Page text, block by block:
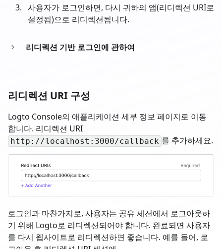
사용자가 로그인하면, 다시 귀하의 앱(리디렉션 URI로
설정됨)으로 리디렉션됩니다.
리디렉션 기반 로그인에 관하여
리디렉션 URI 구성
Logto Console의 애플리케이션 세부 정보 페이지로 이동
합니다. 리디렉션 URI
http://localhost:3000/callback 를 추가하세요.
로그인과 마찬가지로, 사용자는 공유 세션에서 로그아웃하
기 위해 Logto로 리디렉션되어야 합니다. 완료되면 사용자
를 다시 웹사이트로 리디렉션하면 좋습니다. 예를 들어, 로